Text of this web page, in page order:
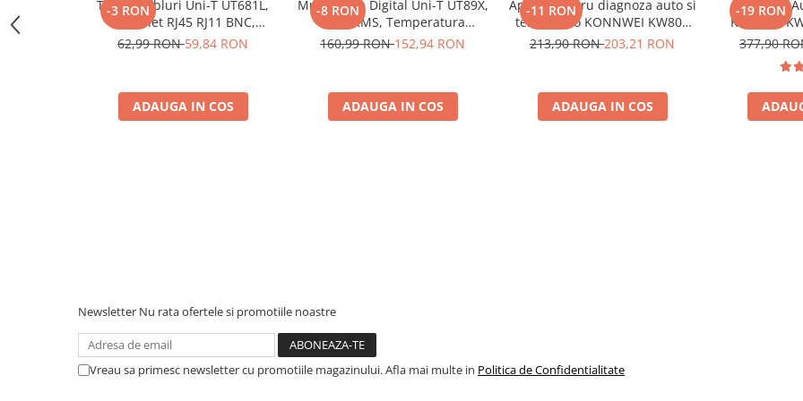
Accesorii
Invertoare Off-grid
Acumulatori Moto
-3 RON
Tester Cabluri Uni-T UT681L,
Ethernet RJ45 RJ11 BNC,
Continuitate, Scurtcircuit,
62,99 RON59,84 RON
ADAUGA IN COS
-8 RON
Multimetru Digital Uni-T UT89X,
True RMS, Temperatura
1000°C, Frecventa, NCV, CAT III
160,99 RON152,94 RON
ADAUGA IN COS
-11 RON
Aparat pentru diagnoza auto si
tester auto KONNWEI KW808
Toate Marcile Dupa 1996
213,90 RON203,21 RON
ADAUGA IN COS
-19 RON
Diagnoza
Konnwei
Tester Auto
Diagnostic
SRS
377,90
Newsletter Nu rata ofertele si promotiile noastre
Vreau sa primesc newsletter cu promotiile magazinului. Afla mai multe in Politica de Confidentialitate